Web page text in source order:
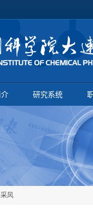
研究系统
风